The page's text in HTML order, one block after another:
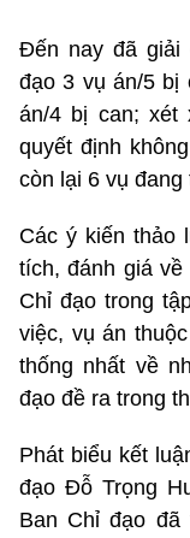
Đến nay đã giải
đạo 3 vụ án/5 bị
án/4 bị can;
quyết định
còn lại 6 vụ
Các ý kiến thảo
tích, đánh giá
Chỉ đạo trong
việc, vụ án
thống nhất về
đạo đề ra trong
Phát biểu kết
đạo Đỗ Trọng
Ban Chỉ đạo